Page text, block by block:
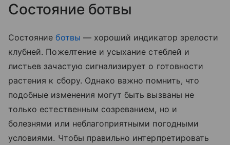
Состояние ботвы
Состояниеботвы — хороший индикатор зрелости
клубней. Пожелтение и усыхание стеблей и
листьев зачастую сигнализирует о готовности
растения к сбору. Однако важно помнить, что
подобные изменения могут быть вызваны не
только естественным созреванием, но и
болезнями или неблагоприятными погодными
условиями. Чтобы правильно интерпретировать